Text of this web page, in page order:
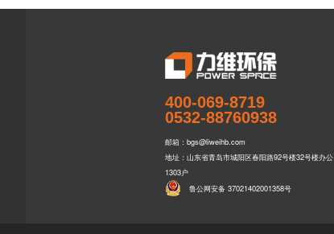
相关推荐
400-069-8719
0532-88760938
邮箱：bgs@liweihb.com
地址：山东省青岛市城阳区春阳路92号楼32号楼办公
1303户
鲁公网安备 37021402001358号